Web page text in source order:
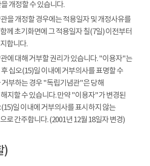
개정할 수 있습니다.
을 개정할 경우에는 적용일자 및 개정사유를
께 초기화면에 그 적용일자 칠(7일) 이전부터
합니다.
에 대해 거부할 권리가 있습니다. "이용자"는
십오(15)일 이내에 거부의사를 표명할 수
부하는 경우 "독립기념관"은 당해
지할 수 있습니다. 만약 "이용자"가 변경된
일 이내에 거부의사를 표시하지 않는
로 간주합니다. (2001년 12월 18일자 변경)
)